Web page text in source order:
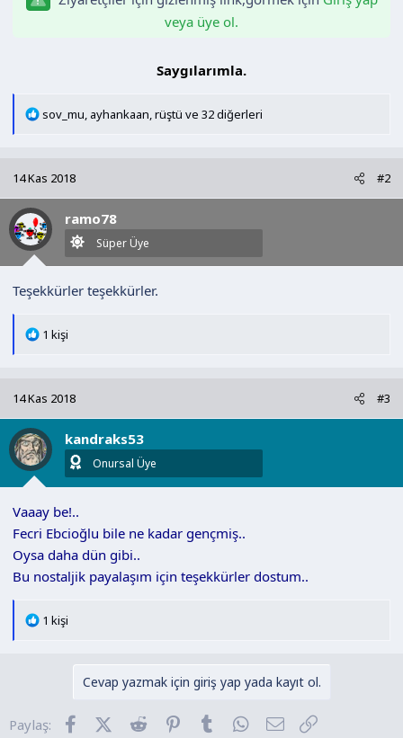
n
veya üye ol.
Saygılarımla.​
T
i
l
e
r
sov_mu ayhankaan rüştü ve 32 diğerleri
14 Kas 2018 #2
ramo78
Süper Üye
Teşekkürler teşekkürler.
T
i
l
e
r
1 kişi
14 Kas 2018 #3
kandraks53
Onursal Üye
Vaaay be!..
Fecri Ebcioğlu bile ne kadar gençmiş..
Oysa daha dün gibi..
Bu nostaljik payalaşım için teşekkürler dostum..
T
e
1 kişi
Cevap yazmak için giriş yap yada kayıt ol.
Paylaş: FacebookX (Twitter)
Reddit Pinterest
Tumblr WhatsApp
E-posta